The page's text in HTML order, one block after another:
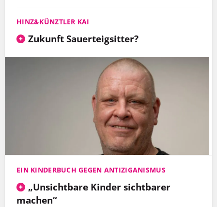
HINZ&KÜNZTLER KAI
Zukunft Sauerteigsitter?
EIN KINDERBUCH GEGEN ANTIZIGANISMUS
„Unsichtbare Kinder sichtbarer
machen“